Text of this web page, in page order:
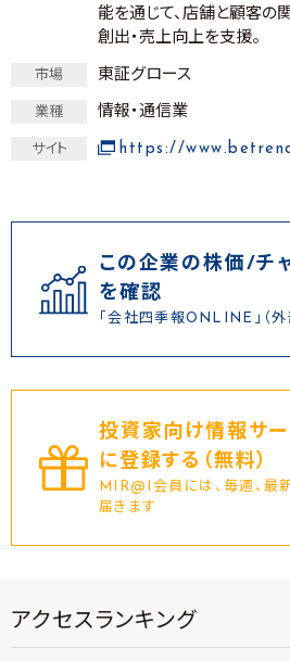
能を通じて、店舗と顧客の
創出・売上向上を支援。
市場 東証グロース
業種 情報・通信業
サイト https://
この企業の株価/チ
を確認
「会社四季報ONLINE」（外
投資家向け情報サ
に登録する（無料）
MIR@I会員には、毎週、最
届きます
アクセスランキング